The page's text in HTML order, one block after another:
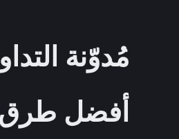
مُدوّنة
أفضل طرق